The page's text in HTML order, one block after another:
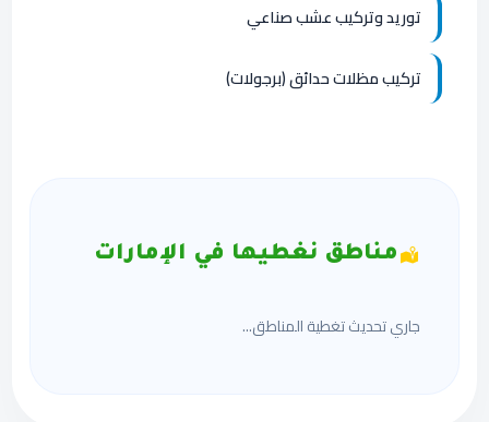
توريد وتركيب عشب صناعي
تركيب مظلات حدائق (برجولات)
مناطق نغطيها في الإمارات
جاري تحديث تغطية المناطق...